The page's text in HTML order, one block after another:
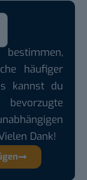
häufiger
kannst du
Dank!